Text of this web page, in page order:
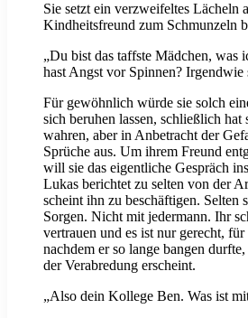
Sie setzt ein verzweifeltes Lächeln
Kindheitsfreund zum Schmunzeln
„Du bist das taffste Mädchen, was
hast Angst vor Spinnen? Irgendwie
Für gewöhnlich würde sie solch
sich beruhen lassen, schließlich hat
wahren, aber in Anbetracht der
Sprüche aus. Um ihrem Freund
will sie das eigentliche Gespräch
Lukas berichtet zu selten von der
scheint ihn zu beschäftigen. Selten
Sorgen. Nicht mit jedermann. Ihr
vertrauen und es ist nur gerecht,
nachdem er so lange bangen
der Verabredung erscheint.
„Also dein Kollege Ben. Was ist